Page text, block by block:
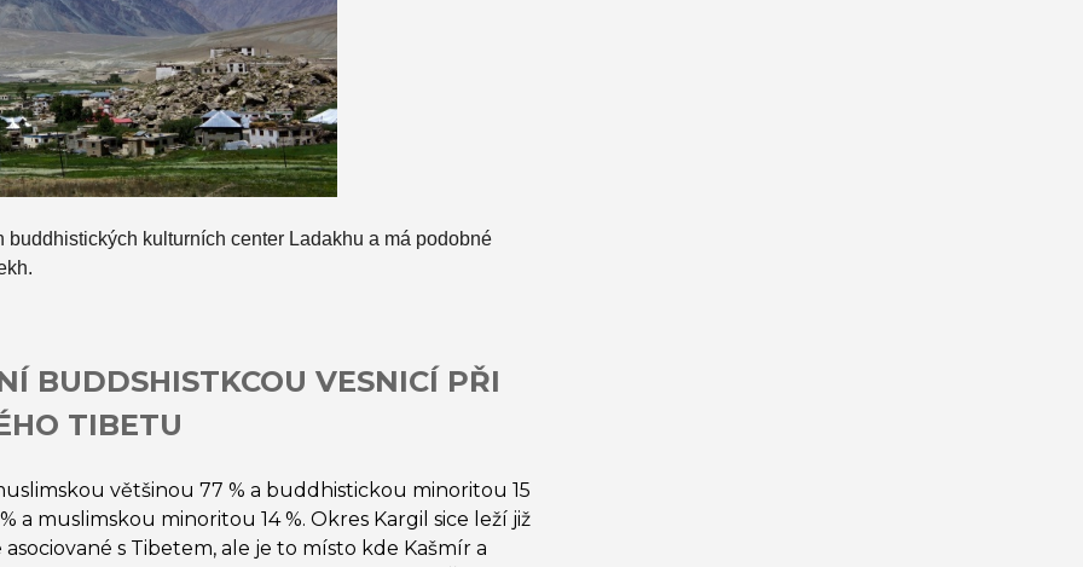
kulturních center Ladakhu a má podobné
BUDDSHISTKCOU VESNICÍ PŘI
TIBETU
většinou 77 % a buddhistickou minoritou 15
a muslimskou minoritou 14 %. Okres Kargil sice leží již
s Tibetem, ale je to místo kde Kašmír a